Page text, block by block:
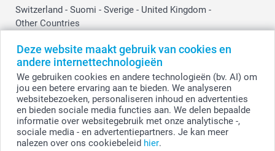
Deze website maakt gebruik van cookies en
andere internettechnologieën
We gebruiken cookies en andere technologieën (bv. AI) om
jou een betere ervaring aan te bieden. We analyseren
websitebezoeken, personaliseren inhoud en advertenties
en bieden sociale media functies aan. We delen bepaalde
informatie over websitegebruik met onze analytische -,
sociale media - en advertentiepartners. Je kan meer
nalezen over ons cookiebeleid hier.
Switzerland - Suomi - Sverige - United Kingdom -
Other Countries
© smartphoto group. Alle rechten voorbehouden.Disclaimer
Alle prijzen zijn in EURO (€) inclusief BTW en exclusief verzendkosten.